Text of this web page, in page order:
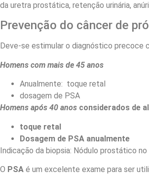
da uretra prostática, retenção urinária,
Prevenção do câncer de
Deve-se estimular o diagnóstico precoce
Homens com mais de 45 anos
Anualmente: toque retal
dosagem de PSA
Homens após 40 anos considerados de
toque retal
Dosagem de PSA anualmente
Indicação da biopsia: Nódulo prostático
O PSA é um excelente exame para ser